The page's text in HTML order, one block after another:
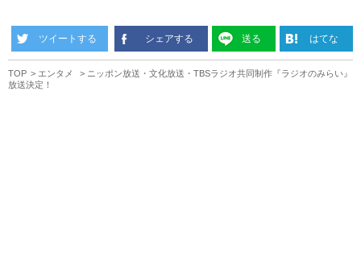
ツイートする シェアする 送る はてな
TOP エンタメ
ニッポン放送・文化放送・TBSラジオ共同制作『ラジオのみらい』
放送決定！